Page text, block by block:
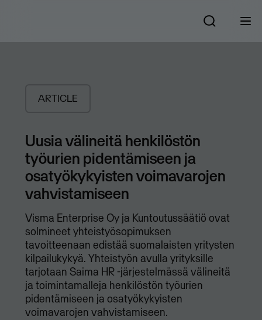
ARTICLE
Uusia välineitä henkilöstön
työurien pidentämiseen ja
osatyökykyisten voimavarojen
vahvistamiseen
Visma Enterprise Oy ja Kuntoutussäätiö ovat
solmineet yhteistyösopimuksen
tavoitteenaan edistää suomalaisten yritysten
kilpailukykyä. Yhteistyön avulla yrityksille
tarjotaan Saima HR -järjestelmässä välineitä
ja toimintamalleja henkilöstön työurien
pidentämiseen ja osatyökykyisten
voimavarojen vahvistamiseen.